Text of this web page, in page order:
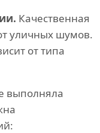
Качественная
уличных шумов.
от типа
выполняла